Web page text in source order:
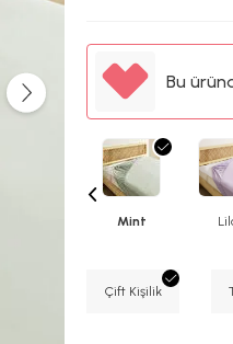
Bu
Mint
Çift Kişilik